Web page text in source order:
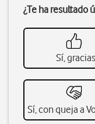
¿Te ha resultado
Sí, gracias
Sí, con queja a